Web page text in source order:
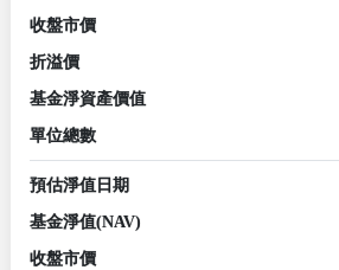
收盤市價
折溢價
基金淨資產價值
單位總數
預估淨值日期
基金淨值(NAV)
收盤市價